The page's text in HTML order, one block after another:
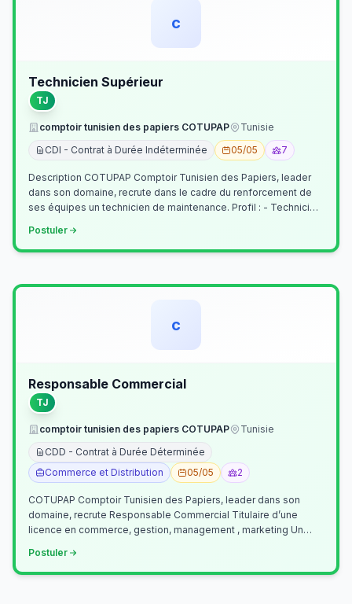
c
Technicien Supérieur
TJ
comptoir tunisien des papiers COTUPAP
Tunisie
CDI - Contrat à Durée Indéterminée
05/05 7
Description COTUPAP Comptoir Tunisien des Papiers, leader
dans son domaine, recrute dans le cadre du renforcement de
ses équipes un technicien de maintenance. Profil : - Technicien
Postuler
c
Responsable Commercial
TJ
comptoir tunisien des papiers COTUPAP
Tunisie
CDD - Contrat à Durée Déterminée
Commerce et Distribution
05/05 2
COTUPAP Comptoir Tunisien des Papiers, leader dans son
domaine, recrute Responsable Commercial Titulaire d’une
licence en commerce, gestion, management , marketing Un
Postuler